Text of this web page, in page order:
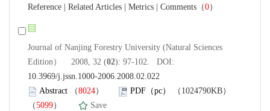
Reference
Related Articles Metrics Comments （0）
Journal of Nanjing Forestry University (Natural Sciences
Edition） 2008, 32 (02): 97-102. DOI:
10.3969/j.jssn.1000-2006.2008.02.022
Abstract （8024） PDF（pc）
（1024790KB）
（5099）
Save